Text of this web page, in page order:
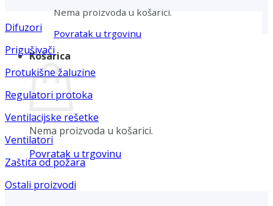
Nema proizvoda u košarici.
Povratak u trgovinu
Košarica
Nema proizvoda u košarici.
Povratak u trgovinu
Difuzori
Prigušivači
Protukišne žaluzine
Regulatori protoka
Ventilacijske rešetke
Ventilatori
Zaštita od požara
Ostali proizvodi